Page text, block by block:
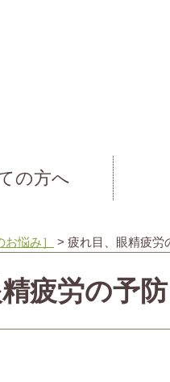
の方へ
お悩み］ > 疲れ目、眼精疲労
疲労の予防